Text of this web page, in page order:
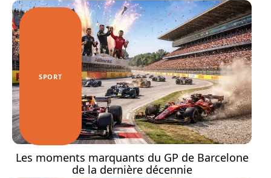
SPORT
Les moments marquants du GP de Barcelone
de la dernière décennie